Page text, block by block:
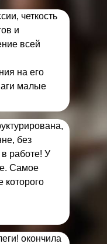
окончила
четкость
и
всей
на его
малые
без
работе! У
Самое
которого